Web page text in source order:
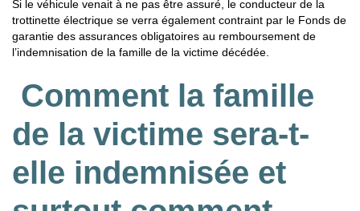
Si le véhicule venait à ne pas être assuré, le conducteur de la
trottinette électrique se verra également contraint par le Fonds de
garantie des assurances obligatoires au remboursement de
l’indemnisation de la famille de la victime décédée.
Comment la famille
de la victime sera-t-
elle indemnisée et